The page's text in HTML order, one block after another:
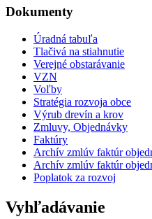
Dokumenty
Úradná tabuľa
Tlačivá na stiahnutie
Verejné obstarávanie
VZN
Voľby
Stratégia rozvoja obce
Výrub drevín a krov
Zmluvy, Objednávky
Faktúry
Archív zmlúv faktúr
Archív zmlúv faktúr
Poplatok za rozvoj
Vyhľadávanie